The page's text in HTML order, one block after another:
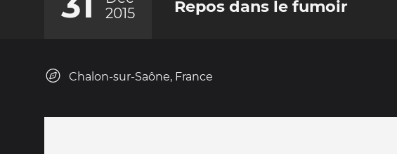
2015
Repos dans le fumoir
Chalon-sur-Saône, France